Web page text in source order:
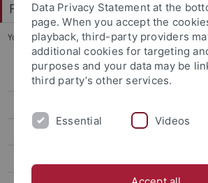
Fachbereich Chemie
You are here: Startseite ... Arbeitskreise
Über uns
Termine, Veranstaltungen und Partys
Data Privacy Statement at the
page. When you accept the
playback, third-party providers
additional cookies for targeting
purposes and your data may be
third party’s other services.
Essential Videos